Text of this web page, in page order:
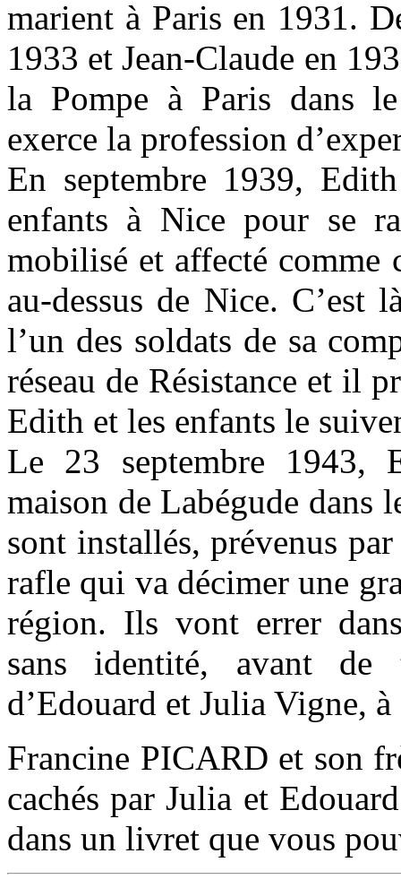
marient à Paris en 1931.
1933 et Jean-Claude en
la Pompe à Paris dans le
exerce la profession
En septembre 1939,
enfants à Nice pour se
mobilisé et affecté comme
au-dessus de Nice. C’est
l’un des soldats de sa
réseau de Résistance et il
Edith et les enfants le
Le 23 septembre 1943,
maison de Labégude dans
sont installés, prévenus
rafle qui va décimer une
région. Ils vont errer
sans identité, avant
d’Edouard et Julia Vigne,
Francine PICARD et son
cachés par Julia et
dans un livret que vous